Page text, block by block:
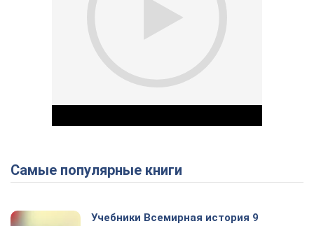
Play Video
Самые популярные книги
Учебники Всемирная история 9